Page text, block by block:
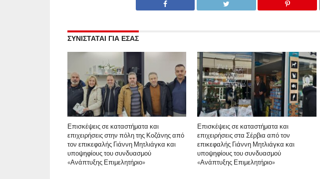
ΣΥΝΙΣΤΑΤΑΙ ΓΙΑ ΕΣΑΣ
Επισκέψεις σε καταστήματα και
επιχειρήσεις στην πόλη της Κοζάνης από
τον επικεφαλής Γιάννη Μητλιάγκα και
υποψηφίους του συνδυασμού
«Ανάπτυξης Επιμελητήριο»
Επισκέψεις σε καταστήματα και
επιχειρήσεις στα Σέρβια από τον
επικεφαλής Γιάννη Μητλιάγκα και
υποψηφίους του συνδυασμού
«Ανάπτυξης Επιμελητήριο»